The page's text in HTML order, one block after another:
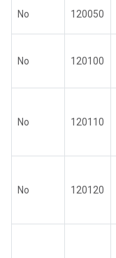
No 120050
No 120100
No 120110
No 120120